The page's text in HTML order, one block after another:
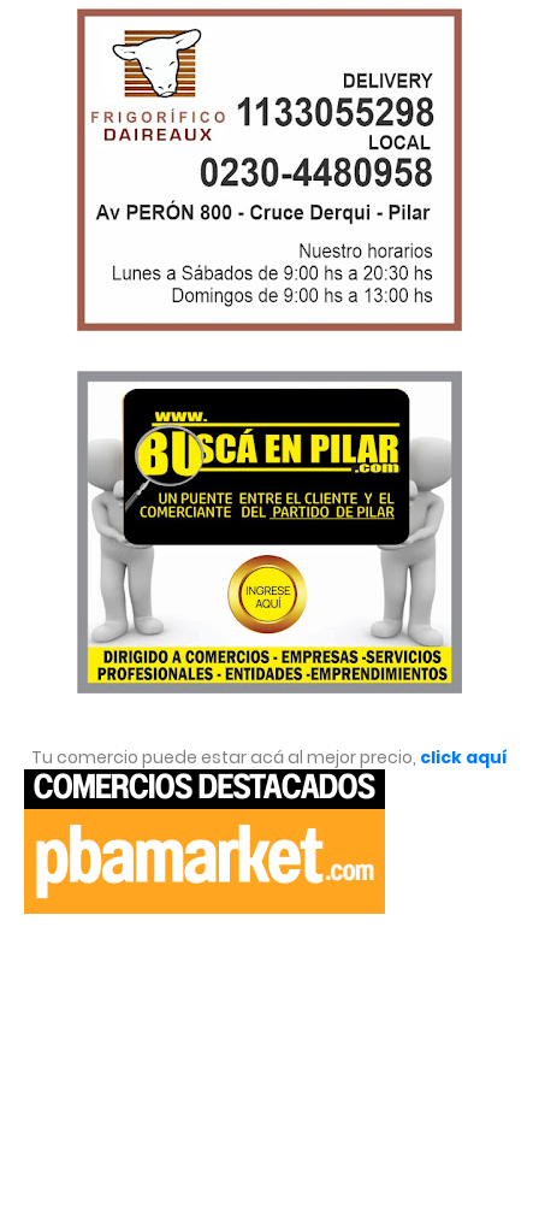
Tu comercio puede estar acá al mejor precio, click aquí